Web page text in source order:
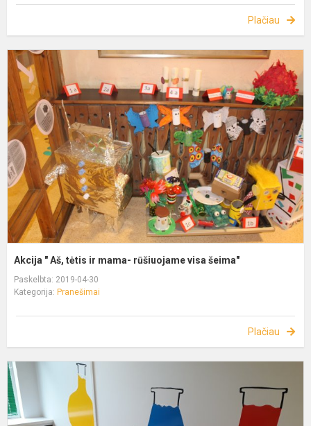
Plačiau
Akcija " Aš, tėtis ir mama- rūšiuojame visa šeima"
Paskelbta: 2019-04-30
Kategorija: Pranešimai
Plačiau